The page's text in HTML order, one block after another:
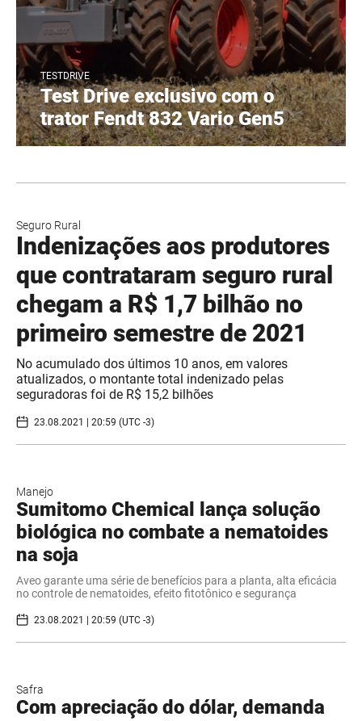
TESTDRIVE
Test Drive exclusivo com o
trator Fendt 832 Vario Gen5
Seguro Rural
Indenizações aos produtores
que contrataram seguro rural
chegam a R$ 1,7 bilhão no
primeiro semestre de 2021
No acumulado dos últimos 10 anos, em valores
atualizados, o montante total indenizado pelas
seguradoras foi de R$ 15,2 bilhões
23.08.2021 | 20:59 (UTC -3)
Manejo
Sumitomo Chemical lança solução
biológica no combate a nematoides
na soja
Aveo garante uma série de benefícios para a planta, alta eficácia
no controle de nematoides, efeito fitotônico e segurança
23.08.2021 | 20:59 (UTC -3)
Safra
Com apreciação do dólar, demanda